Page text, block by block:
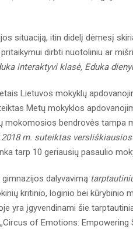
situaciją, itin didelį dėmesį
dirbti nuotoliniu ar
interaktyvi klasė, Eduka
Lietuvos mokyklų
Metų mokyklos
mokomosios bendrovės tampa
2018 m. suteiktas
tarp 10 geriausių pasaulio
dalyvavimą
kritinio, loginio bei kūrybinio
yra įgyvendinami šie
of Emotions: Empowering